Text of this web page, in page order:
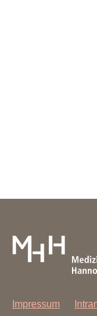
Impressum